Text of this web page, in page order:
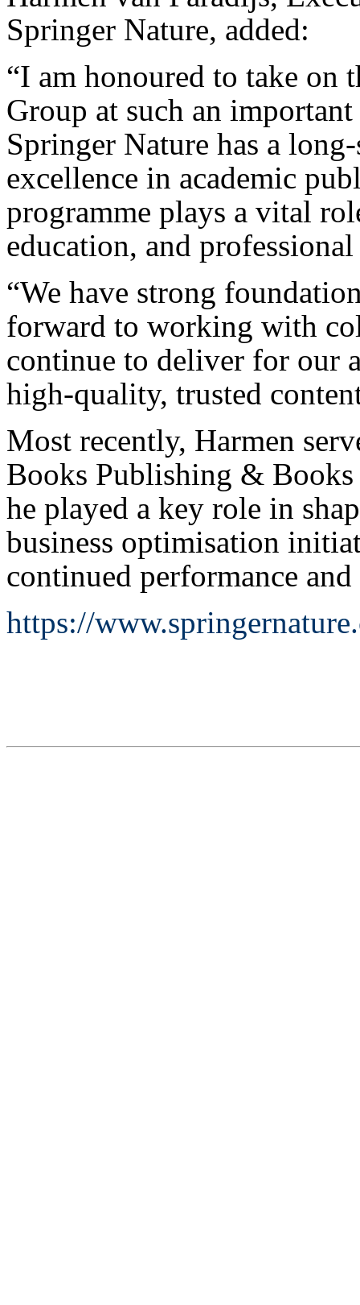
Springer Nature, added:
“I am honoured to take on
Group at such an
Springer Nature has a
excellence in academic
programme plays a vital
education, and
“We have strong
forward to working with
continue to deliver for our
high-quality, trusted
Most recently, Harmen
Books Publishing &
he played a key role in
business optimisation
continued performance
https://